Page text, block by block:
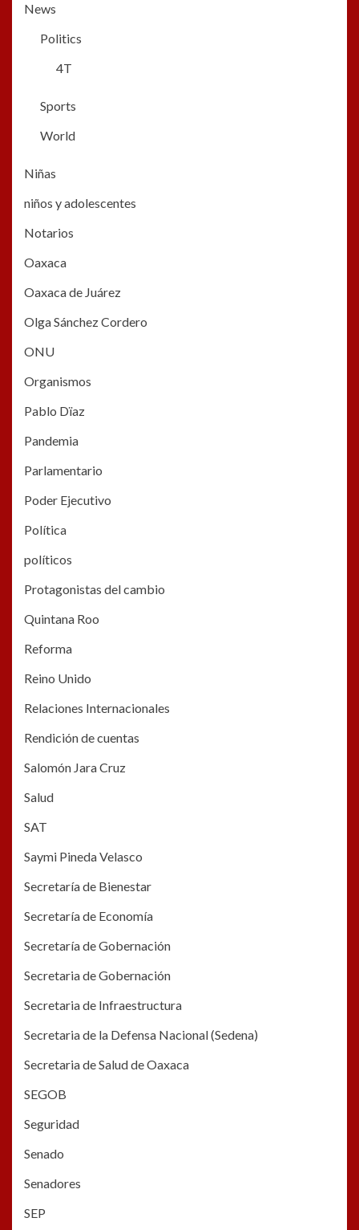
News
Politics
4T
Sports
World
Niñas
niños y adolescentes
Notarios
Oaxaca
Oaxaca de Juárez
Olga Sánchez Cordero
ONU
Organismos
Pablo Dïaz
Pandemia
Parlamentario
Poder Ejecutivo
Política
políticos
Protagonistas del cambio
Quintana Roo
Reforma
Reino Unido
Relaciones Internacionales
Rendición de cuentas
Salomón Jara Cruz
Salud
SAT
Saymi Pineda Velasco
Secretaría de Bienestar
Secretaría de Economía
Secretaría de Gobernación
Secretaria de Gobernación
Secretaria de Infraestructura
Secretaria de la Defensa Nacional (Sedena)
Secretaria de Salud de Oaxaca
SEGOB
Seguridad
Senado
Senadores
SEP